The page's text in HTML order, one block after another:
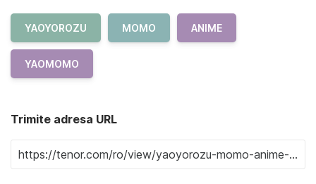
YAOYOROZU MOMO ANIME
YAOMOMO
Trimite adresa URL